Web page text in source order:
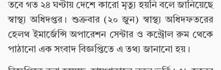
তবে গত ২৪ ঘণ্টায় দেশে কারো মৃত্যু হয়নি বলে জানিয়েছে
স্বাস্থ্য অধিদপ্তর। শুক্রবার (২০ জুন) স্বাস্থ্য অধিদফতরের
হেলথ ইমার্জেন্সি অপারেশন সেন্টার ও কন্ট্রোল রুম থেকে
পাঠানো এক সংবাদ বিজ্ঞপ্তিতে এ তথ্য জানানো হয়।